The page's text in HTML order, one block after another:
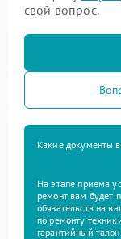
свой вопрос.
Какие документы
На этапе приема
ремонт вам будет
обязательств на
по ремонту
гарантийный талон.